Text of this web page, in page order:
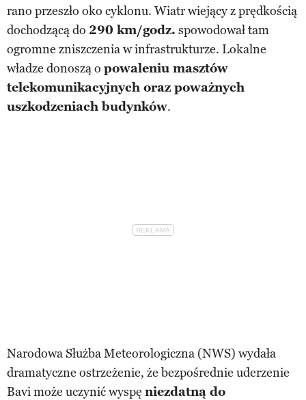
rano przeszło oko cyklonu. Wiatr wiejący z prędkością
dochodzącą do 290 km/godz. spowodował tam
ogromne zniszczenia w infrastrukturze. Lokalne
władze donoszą o powaleniu masztów
telekomunikacyjnych oraz poważnych
uszkodzeniach budynków.
Narodowa Służba Meteorologiczna (NWS) wydała
dramatyczne ostrzeżenie, że bezpośrednie uderzenie
Bavi może uczynić wyspę niezdatną do